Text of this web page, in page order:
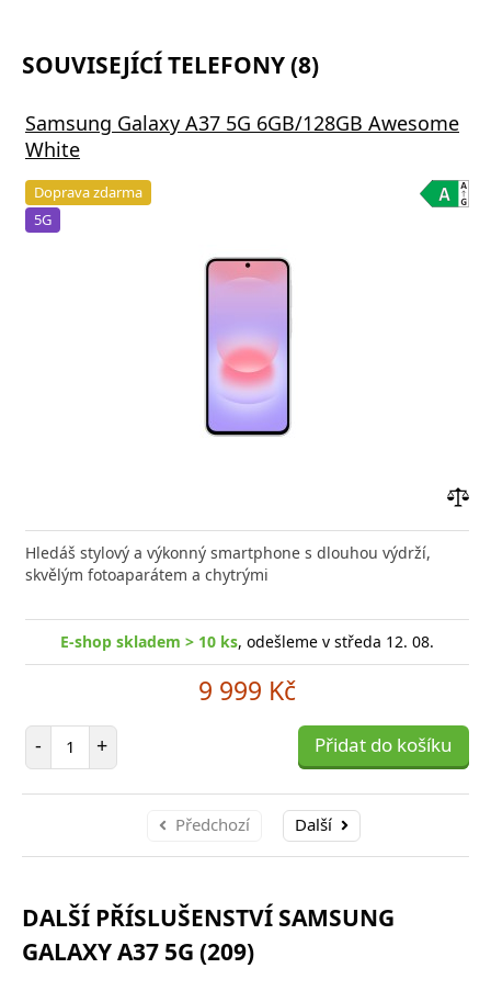
SOUVISEJÍCÍ TELEFONY (8)
Samsung Galaxy A37 5G 6GB/128GB Awesome
White
Doprava zdarma
5G
Hledáš stylový a výkonný smartphone s dlouhou výdrží,
skvělým fotoaparátem a chytrými
E-shop skladem > 10 ks, odešleme v středa 12. 08.
9 999 Kč
- Počet položek
+ Přidat do košíku
Předchozí Další
DALŠÍ PŘÍSLUŠENSTVÍ SAMSUNG
GALAXY A37 5G (209)